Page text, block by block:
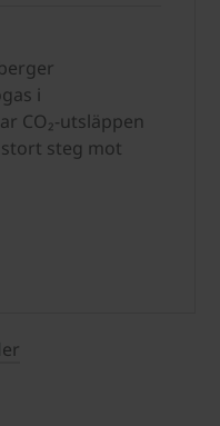
i
CO₂-utsläppen
steg mot